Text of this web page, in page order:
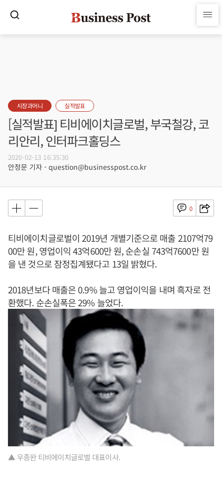
시장과머니 실적발표
[실적발표] 티비에이치글로벌, 부국철강, 코
리안리, 인터파크홀딩스
2020-02-13 16:35:30
안정문 기자 - question@businesspost.co.kr
0
티비에이치글로벌이 2019년 개별기준으로 매출 2107억79
00만 원, 영업이익 43억600만 원, 순손실 743억7600만 원
을 낸 것으로 잠정집계됐다고 13일 밝혔다.
2018년보다 매출은 0.9% 늘고 영업이익을 내며 흑자로 전
환했다. 순손실폭은 29% 늘었다.
▲ 우종완 티비에이치글로벌 대표이사.